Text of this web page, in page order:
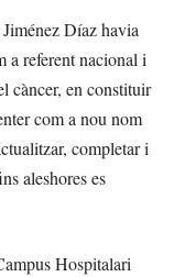
Díaz havia
a referent nacional i
càncer, en constituir
com a nou nom
completar i
aleshores es
Hospitalari